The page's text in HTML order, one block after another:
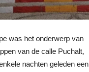
was het onderwerp van
van de calle Puchalt,
nachten geleden een